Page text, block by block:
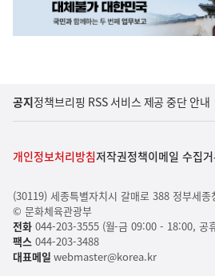
공지정책브리핑 RSS 서비스 제공 중단 안내
개인정보처리방침저작권정책이메일 수집
(30119) 세종특별자치시 갈매로 388 정부세종
© 문화체육관광부
전화044-203-3555 (월-금 09:00 - 18:00, 공
팩스 044-203-3488
대표메일 webmaster@korea.kr